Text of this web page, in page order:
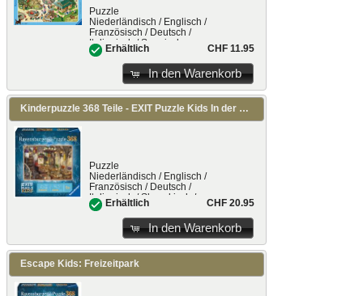
Puzzle
Niederländisch / Englisch /
Französisch / Deutsch /
Italienisch / Spanisch
Erhältlich CHF 11.95
In den Warenkorb
Kinderpuzzle 368 Teile - EXIT Puzzle Kids In der Zauberschule
Puzzle
Niederländisch / Englisch /
Französisch / Deutsch /
Italienisch / Slowakisch /
Spanisch
Erhältlich CHF 20.95
In den Warenkorb
Escape Kids: Freizeitpark